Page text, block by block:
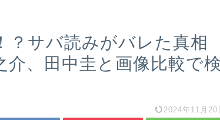
？サバ読みがバレた真相
介、田中圭と画像比較で検
2024年11月20